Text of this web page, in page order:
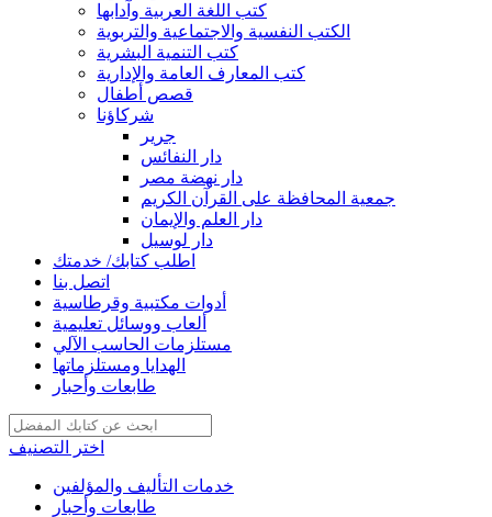
كتب اللغة العربية وآدابها
الكتب النفسية والاجتماعية والتربوية
كتب التنمية البشرية
كتب المعارف العامة والإدارية
قصص أطفال
شركاؤنا
جرير
دار النفائس
دار نهضة مصر
جمعية المحافظة على القرآن الكريم
دار العلم والإيمان
دار لوسيل
اطلب كتابك/ خدمتك
اتصل بنا
أدوات مكتبية وقرطاسية
ألعاب ووسائل تعليمية
مستلزمات الحاسب الآلي
الهدايا ومستلزماتها
طابعات وأحبار
اختر التصنيف
خدمات التأليف والمؤلفين
طابعات وأحبار